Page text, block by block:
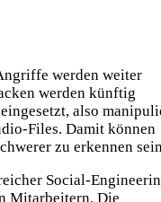
werden weiter
werden künftig
also
Files. Damit können
zu erkennen
Social-
Mitarbeitern. Die